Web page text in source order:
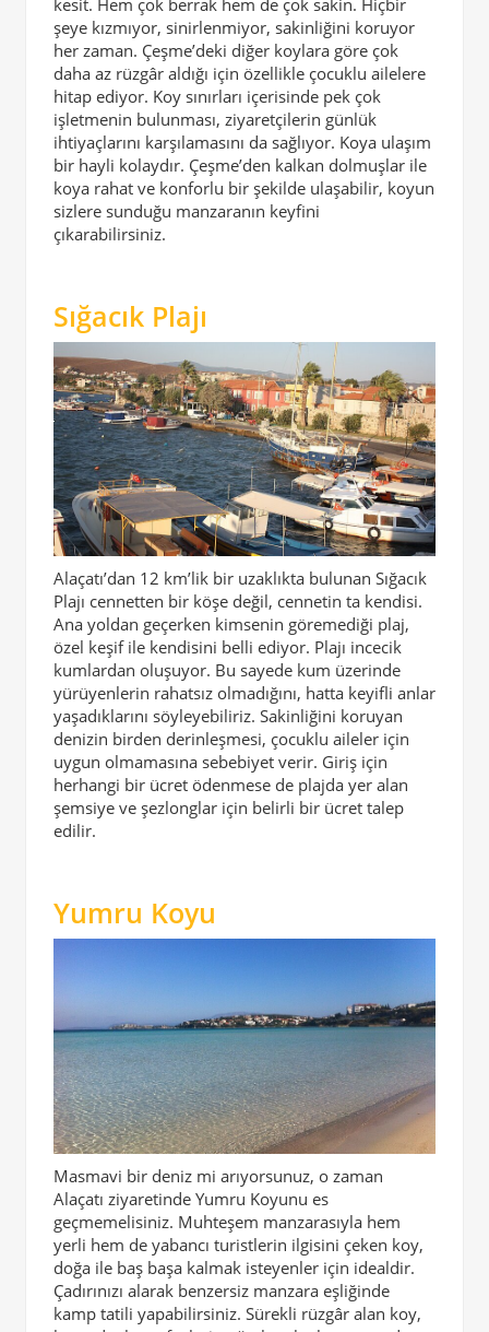
şeye kızmıyor, sinirlenmiyor, sakinliğini koruyor
her zaman. Çeşme’deki diğer koylara göre çok
daha az rüzgâr aldığı için özellikle çocuklu ailelere
hitap ediyor. Koy sınırları içerisinde pek çok
işletmenin bulunması, ziyaretçilerin günlük
ihtiyaçlarını karşılamasını da sağlıyor. Koya ulaşım
bir hayli kolaydır. Çeşme’den kalkan dolmuşlar ile
koya rahat ve konforlu bir şekilde ulaşabilir, koyun
sizlere sunduğu manzaranın keyfini
çıkarabilirsiniz.
Sığacık Plajı
Alaçatı’dan 12 km’lik bir uzaklıkta bulunan Sığacık
Plajı cennetten bir köşe değil, cennetin ta kendisi.
Ana yoldan geçerken kimsenin göremediği plaj,
özel keşif ile kendisini belli ediyor. Plajı incecik
kumlardan oluşuyor. Bu sayede kum üzerinde
yürüyenlerin rahatsız olmadığını, hatta keyifli anlar
yaşadıklarını söyleyebiliriz. Sakinliğini koruyan
denizin birden derinleşmesi, çocuklu aileler için
uygun olmamasına sebebiyet verir. Giriş için
herhangi bir ücret ödenmese de plajda yer alan
şemsiye ve şezlonglar için belirli bir ücret talep
edilir.
Yumru Koyu
Masmavi bir deniz mi arıyorsunuz, o zaman
Alaçatı ziyaretinde Yumru Koyunu es
geçmemelisiniz. Muhteşem manzarasıyla hem
yerli hem de yabancı turistlerin ilgisini çeken koy,
doğa ile baş başa kalmak isteyenler için idealdir.
Çadırınızı alarak benzersiz manzara eşliğinde
kamp tatili yapabilirsiniz. Sürekli rüzgâr alan koy,